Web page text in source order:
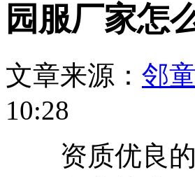
园服厂家怎
文章来源： 邻童
10:28
资质优良的